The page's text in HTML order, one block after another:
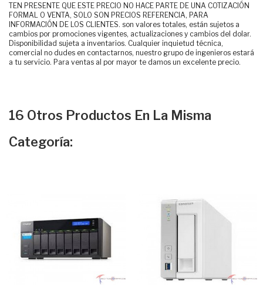
TEN PRESENTE QUE ESTE PRECIO NO HACE PARTE DE UNA COTIZACIÓN
FORMAL O VENTA, SOLO SON PRECIOS REFERENCIA, PARA
INFORMACIÓN DE LOS CLIENTES. son valores totales, están sujetos a
cambios por promociones vigentes, actualizaciones y cambios del dolar.
Disponibilidad sujeta a inventarios. Cualquier inquietud técnica,
comercial no dudes en contactarnos, nuestro grupo de ingenieros estará
a tu servicio. Para ventas al por mayor te damos un excelente precio.
16 Otros Productos En La Misma
Categoría: